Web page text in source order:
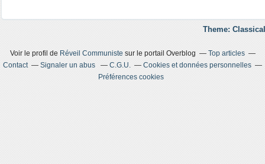
Theme:
Voir le profil de Réveil Communiste sur le portail Overblog
Top articles
Contact
Signaler un abus C.G.U.
Cookies et données personnelles
Préférences cookies